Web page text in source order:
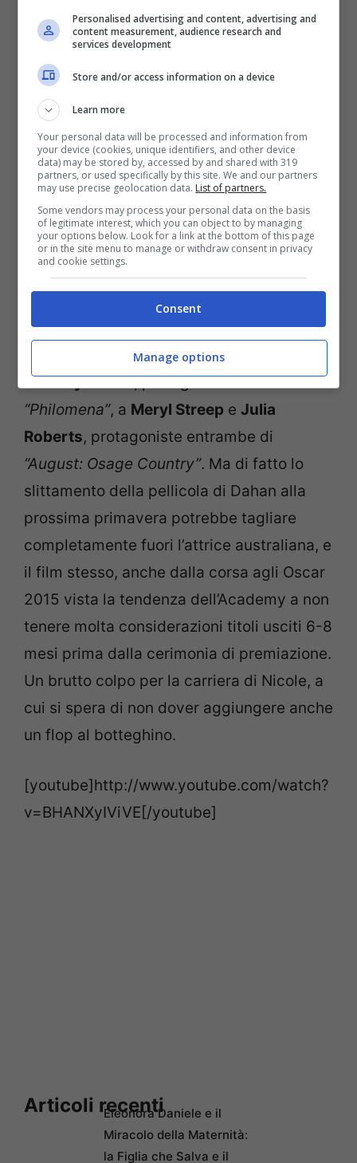
Per quest’anno Weinstein, artefice
principale dellavittoria all’Oscar della
giovanissima Jennifer Lawrence
deve aver deciso di puntare su altri
“cavalli vincenti”, tutti di altissimo livello,
daJudy Dench, protagonista di
“Philomena”, a Meryl Streep e Julia
Roberts, protagoniste entrambe di
“August: Osage Country”. Ma di fatto lo
slittamento della pellicola di Dahan alla
prossima primavera potrebbe tagliare
completamente fuori l’attrice australiana, e
il film stesso, anche dalla corsa agli Oscar
2015 vista la tendenza dell’Academy a non
tenere molta considerazioni titoli usciti 6-8
mesi prima dalla cerimonia di premiazione.
Un brutto colpo per la carriera di Nicole, a
cui si spera di non dover aggiungere anche
un flop al botteghino.
[youtube]http://www.youtube.com/watch?
v=BHANXyIViVE[/youtube]
Articoli recentiEleonora Daniele e il
Miracolo della Maternità:
la Figlia che Salva e il
Personalised advertising and content, advertising and
content measurement, audience research and
services development
Store and/or access information on a device
Learn more
Your personal data will be processed and information from
your device (cookies, unique identifiers, and other device
data) may be stored by, accessed by and shared with 319
partners, or used specifically by this site. We and our partners
may use precise geolocation data. List of partners.
Some vendors may process your personal data on the basis
of legitimate interest, which you can object to by managing
your options below. Look for a link at the bottom of this page
or in the site menu to manage or withdraw consent in privacy
and cookie settings.
Consent
Manage options